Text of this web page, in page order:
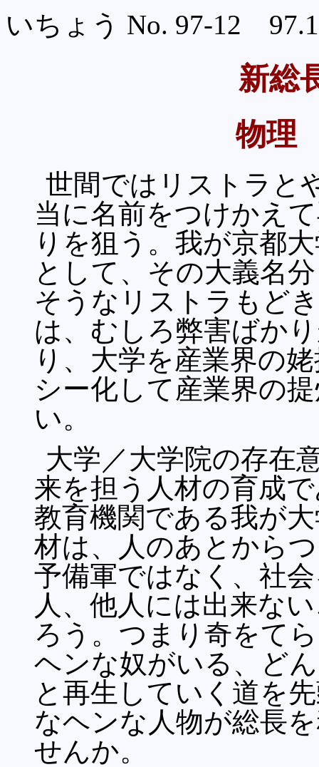
いちょう No. 97-12
新総
物
世間ではリストラと
当に名前をつけかえ
りを狙う。我が京都
として、その大義名
そうなリストラもど
は、むしろ弊害ばか
り、大学を産業界の
シー化して産業界の
い。
大学／大学院の存在
来を担う人材の育成
教育機関である我が
材は、人のあとから
予備軍ではなく、社
人、他人には出来な
ろう。つまり奇をて
ヘンな奴がいる、ど
と再生していく道を
なヘンな人物が総長
せんか。